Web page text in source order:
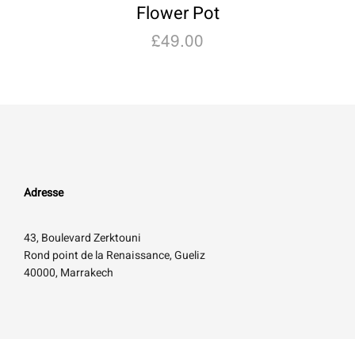
Flower Pot
£49.00
Adresse
43, Boulevard Zerktouni
Rond point de la Renaissance, Gueliz
40000, Marrakech